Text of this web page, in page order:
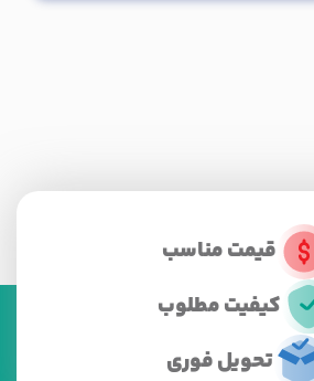
قیمت مناسب
کیفیت مطلوب
تحویل فوری